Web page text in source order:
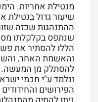
מנטילת אחריות.
שיעור גדול בנטילת
ההתנהגות שכזה
שנתפס בקלקלתו
הללו להסתיר את
והאשמת האחר,
להסתלק מן
ונלמד ע"י חכמי
הפירושים